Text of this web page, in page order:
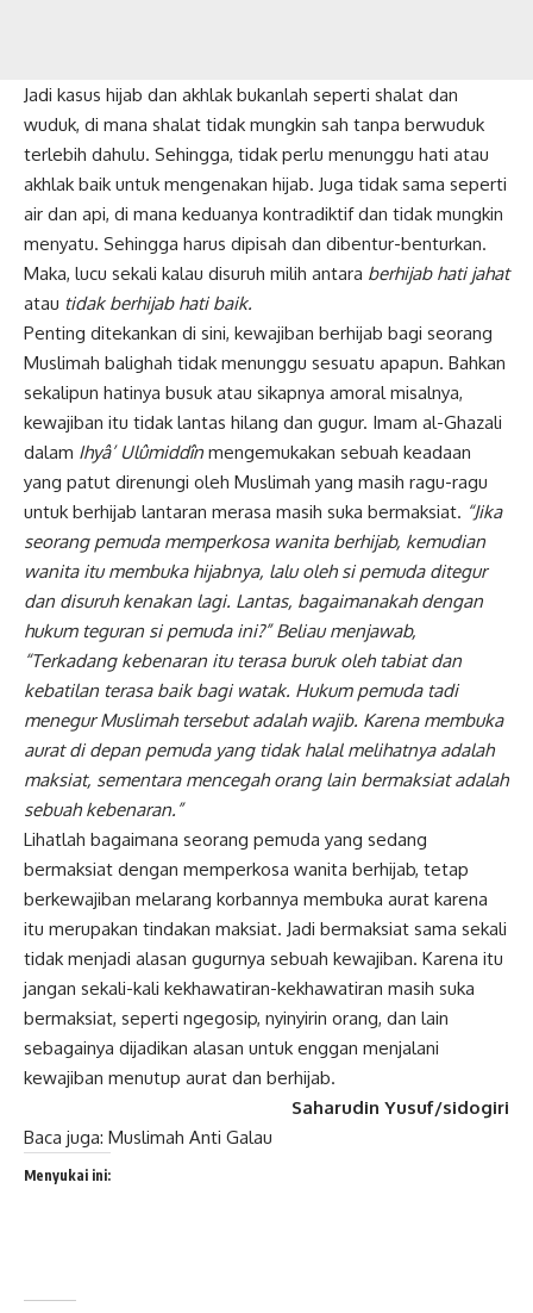
Jadi kasus hijab dan akhlak bukanlah seperti shalat dan
wuduk, di mana shalat tidak mungkin sah tanpa berwuduk
terlebih dahulu. Sehingga, tidak perlu menunggu hati atau
akhlak baik untuk mengenakan hijab. Juga tidak sama seperti
air dan api, di mana keduanya kontradiktif dan tidak mungkin
menyatu. Sehingga harus dipisah dan dibentur-benturkan.
Maka, lucu sekali kalau disuruh milih antara berhijab hati jahat
atau tidak berhijab hati baik.
Penting ditekankan di sini, kewajiban berhijab bagi seorang
Muslimah balighah tidak menunggu sesuatu apapun. Bahkan
sekalipun hatinya busuk atau sikapnya amoral misalnya,
kewajiban itu tidak lantas hilang dan gugur. Imam al-Ghazali
dalam Ihyâ’ Ulûmiddîn mengemukakan sebuah keadaan
yang patut direnungi oleh Muslimah yang masih ragu-ragu
untuk berhijab lantaran merasa masih suka bermaksiat. “Jika
seorang pemuda memperkosa wanita berhijab, kemudian
wanita itu membuka hijabnya, lalu oleh si pemuda ditegur
dan disuruh kenakan lagi. Lantas, bagaimanakah dengan
hukum teguran si pemuda ini?” Beliau menjawab,
“Terkadang kebenaran itu terasa buruk oleh tabiat dan
kebatilan terasa baik bagi watak. Hukum pemuda tadi
menegur Muslimah tersebut adalah wajib. Karena membuka
aurat di depan pemuda yang tidak halal melihatnya adalah
maksiat, sementara mencegah orang lain bermaksiat adalah
sebuah kebenaran.”
Lihatlah bagaimana seorang pemuda yang sedang
bermaksiat dengan memperkosa wanita berhijab, tetap
berkewajiban melarang korbannya membuka aurat karena
itu merupakan tindakan maksiat. Jadi bermaksiat sama sekali
tidak menjadi alasan gugurnya sebuah kewajiban. Karena itu
jangan sekali-kali kekhawatiran-kekhawatiran masih suka
bermaksiat, seperti ngegosip, nyinyirin orang, dan lain
sebagainya dijadikan alasan untuk enggan menjalani
kewajiban menutup aurat dan berhijab.
Saharudin Yusuf/sidogiri
Baca juga: Muslimah Anti Galau
Menyukai ini: